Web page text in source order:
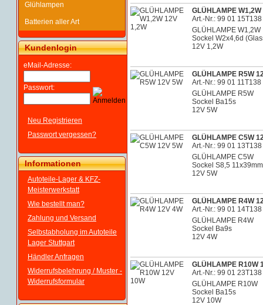
Glühlampen
Batterien aller Art
Kundenlogin
eMail-Adresse:
Passwort:
Neu Registrieren
Passwort vergessen?
Informationen
Autoteile-Lager & KFZ-
Meisterwerkstatt
Wie bestellt man?
Zahlung und Versand
Selbstabholung im Autoteile
Lager Stuttgart
Händler Anfragen
Widerrufsbelehrung / Muster -
Widerrufsformular
GLÜHLAMPE W1,2W
Art.-Nr.: 99 01 15T138
GLÜHLAMPE W1,2W
Sockel W2x4,6d
12V 1,2W
GLÜHLAMPE R5W
Art.-Nr.: 99 01 11T138
GLÜHLAMPE R5W
Sockel Ba15s
12V 5W
GLÜHLAMPE C5W
Art.-Nr.: 99 01 13T138
GLÜHLAMPE C5W
Sockel S8,5 11x39mm
12V 5W
GLÜHLAMPE R4W
Art.-Nr.: 99 01 14T138
GLÜHLAMPE R4W
Sockel Ba9s
12V 4W
GLÜHLAMPE R10W
Art.-Nr.: 99 01 23T138
GLÜHLAMPE R10W
Sockel Ba15s
12V 10W